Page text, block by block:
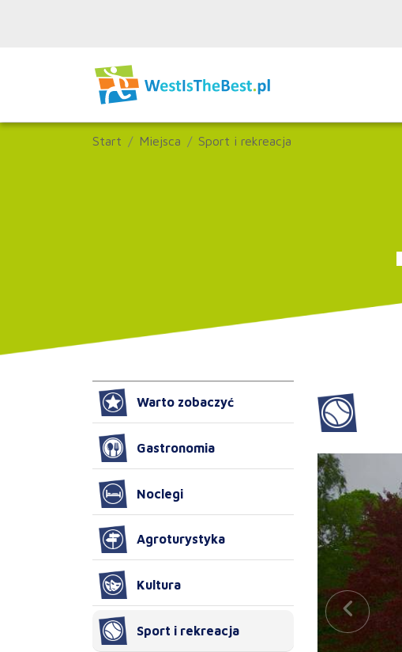
Start Miejsca Sport i rekreacja
Warto zobaczyć
Gastronomia
Noclegi
Agroturystyka
Kultura
Sport i rekreacja